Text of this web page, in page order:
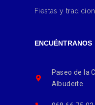
Fiestas y
ENCUÉNTRANOS
Paseo de la
Albudeite